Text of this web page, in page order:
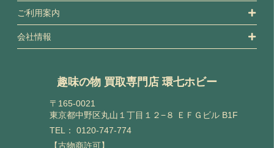
ご利用案内
会社情報
趣味の物 買取専門店 環七ホビー
〒165-0021
東京都中野区丸山１丁目１２−８ ＥＦＧビル B1F
TEL： 0120-747-774
【古物商許可】